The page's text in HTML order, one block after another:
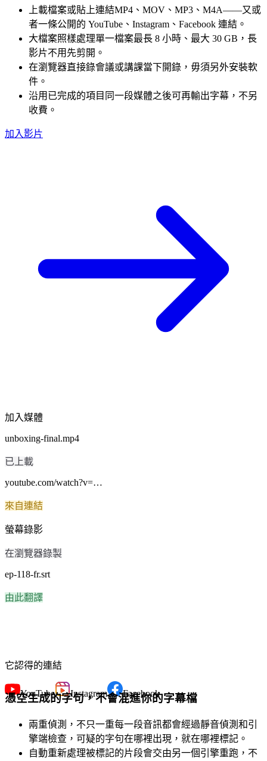
上載影片檔案，或貼上公開連結
上載檔案或貼上連結MP4、MOV、MP3、M4A——又或
者一條公開的 YouTube、Instagram、Facebook 連結。
大檔案照樣處理單一檔案最長 8 小時、最大 30 GB，長
影片不用先剪開。
在瀏覽器直接錄會議或講課當下開錄，毋須另外安裝軟
件。
沿用已完成的項目 同一段媒體之後可再輸出字幕，不另
收費。
加入影片
加入媒體
unboxing-final.mp4
已上載
youtube.com/watch?v=…
來自連結
螢幕錄影
在瀏覽器錄製
ep-118-fr.srt
由此翻譯
它認得的連結
YouTube Instagram Facebook
憑空生成的字句，不會混進你的字幕檔
兩重偵測，不只一重每一段音訊都會經過靜音偵測和引
擎端檢查，可疑的字句在哪裡出現，就在哪裡標記。
自動重新處理被標記的片段會交由另一個引擎重跑，不